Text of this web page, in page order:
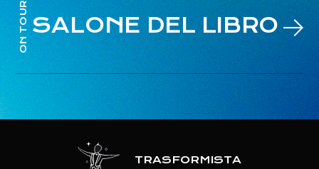
ON TOURSALONE DEL LIBRO
TRASFORMISTA